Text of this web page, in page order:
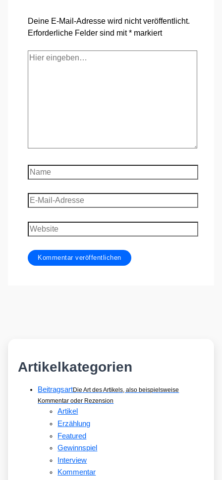
Deine E-Mail-Adresse wird nicht veröffentlicht.
Erforderliche Felder sind mit* markiert
Hier
Name
E-
Mail-
Adresse
Website
Artikelkategorien
BeitragsartDie Art des Artikels, also beispielsweise
Kommentar oder Rezension
Artikel
Erzählung
Featured
Gewinnspiel
Interview
Kommentar